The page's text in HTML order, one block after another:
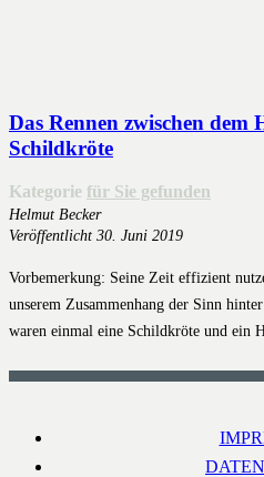
Das Rennen zwischen dem
Schildkröte
Kategorie für Sie gefunden
Helmut Becker
Veröffentlicht 30. Juni 2019
Vorbemerkung: Seine Zeit effizient
unserem Zusammenhang der Sinn
waren einmal eine Schildkröte und ein